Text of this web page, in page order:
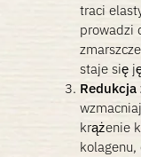
traci
prowadzi
staje się
krążenie